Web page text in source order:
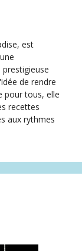
est
de rendre
pour tous, elle
recettes
aux rythmes